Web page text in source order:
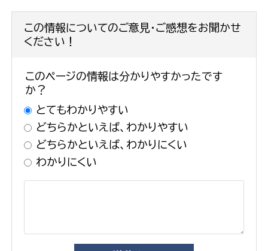
この情報についてのご意見・ご感想をお聞かせ
ください！
このページの情報は分かりやすかったです
か？
とてもわかりやすい
どちらかといえば、わかりやすい
どちらかといえば、わかりにくい
わかりにくい